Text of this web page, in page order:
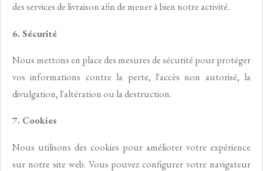
des services de livraison afin de mener à bien notre activité.
6. Sécurité
Nous mettons en place des mesures de sécurité pour protéger
vos informations contre la perte, l'accès non autorisé, la
divulgation, l'altération ou la destruction.
7. Cookies
Nous utilisons des cookies pour améliorer votre expérience
sur notre site web. Vous pouvez configurer votre navigateur